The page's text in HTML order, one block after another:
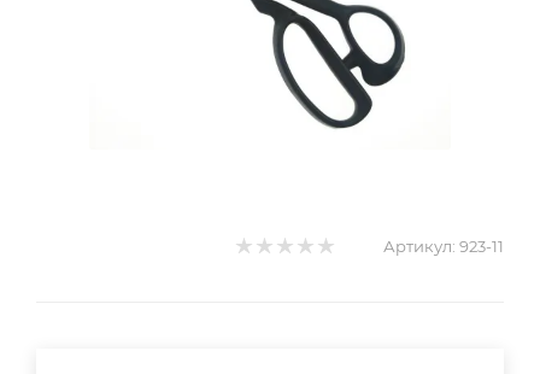
Артикул: 923-11